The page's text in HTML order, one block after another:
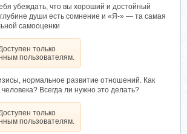
убеждать, что вы хороший и достойный
глубине души есть сомнение и «Я-» — та самая
самооценки
только
пользователям.
нормальное развитие отношений. Как
Всегда ли нужно это делать?
только
пользователям.